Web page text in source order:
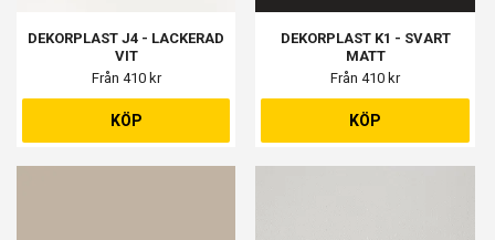
DEKORPLAST J4 - LACKERAD
VIT
Från 410 kr
KÖP
DEKORPLAST K1 - SVART
MATT
Från 410 kr
KÖP